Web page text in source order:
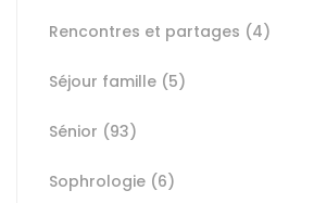
Rencontres et partages (4)
Séjour famille (5)
Sénior (93)
Sophrologie (6)